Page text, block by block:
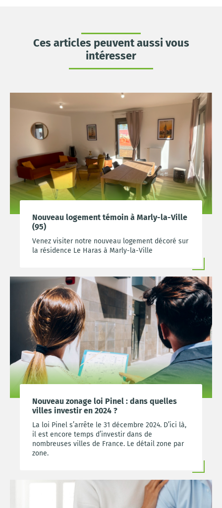
Ces articles peuvent aussi vous
intéresser
Nouveau logement témoin à Marly-la-Ville
(95)
Venez visiter notre nouveau logement décoré sur
la résidence Le Haras à Marly-la-Ville
Nouveau zonage loi Pinel : dans quelles
villes investir en 2024 ?
La loi Pinel s’arrête le 31 décembre 2024. D’ici là,
il est encore temps d’investir dans de
nombreuses villes de France. Le détail zone par
zone.